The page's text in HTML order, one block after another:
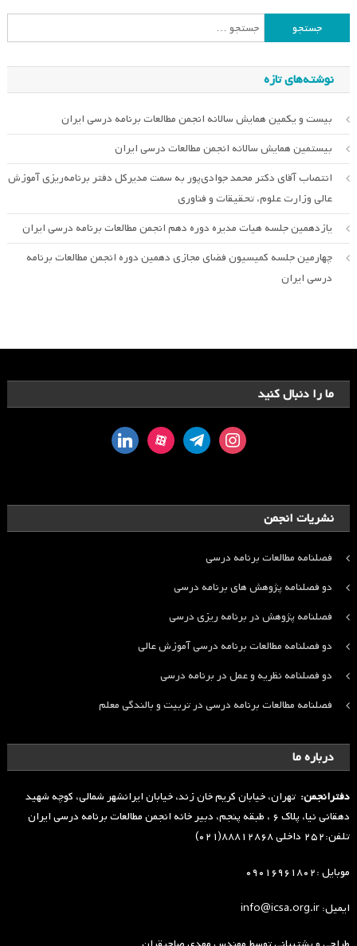
جستجو
برای:
نوشته‌های تازه
بیست و یکمین همایش سالانه انجمن مطالعات برنامه درسی ایران
بیستمین همایش سالانه انجمن مطالعات درسی ایران
انتصاب آقای دکتر محمد جوادی‌پور به سمت مدیرکل دفتر برنامه‌ریزی آموزش
عالی وزارت علوم، تحقیقات و فناوری
یازدهمین جلسه هیات مدیره دوره دهم انجمن مطالعات برنامه درسی ایران
چهارمین جلسه کمیسیون فضای مجازی دهمین دوره انجمن مطالعات برنامه
درسی ایران
ما را دنبال کنید
instagram
telegram
aparat
linkedin
نشریات انجمن
فصلنامه مطالعات برنامه درسی
دو فصلنامه پژوهش های برنامه درسی
فصلنامه پژوهش در برنامه ریزی درسی
دو فصلنامه مطالعات برنامه درسی آموزش عالی
دو فصلنامه نظریه و عمل در برنامه درسی
فصلنامه مطالعات برنامه درسی در تربیت و بالندگی معلم
درباره ما
دفترانجمن: تهران، خیابان کریم خان زند، خیابان ایرانشهر شمالی، کوچه شهید
دهقانی نیا، پلاک ۶ ، طبقه پنجم، دبیر خانه انجمن مطالعات برنامه درسی ایران
تلفن:۲۵۲ داخلی ۸۸۸۱۲۸۶۸(۰۲۱)
موبایل :۰۹۰۱۶۹۶۱۸۰۲
ایمیل: info@icsa.org.ir